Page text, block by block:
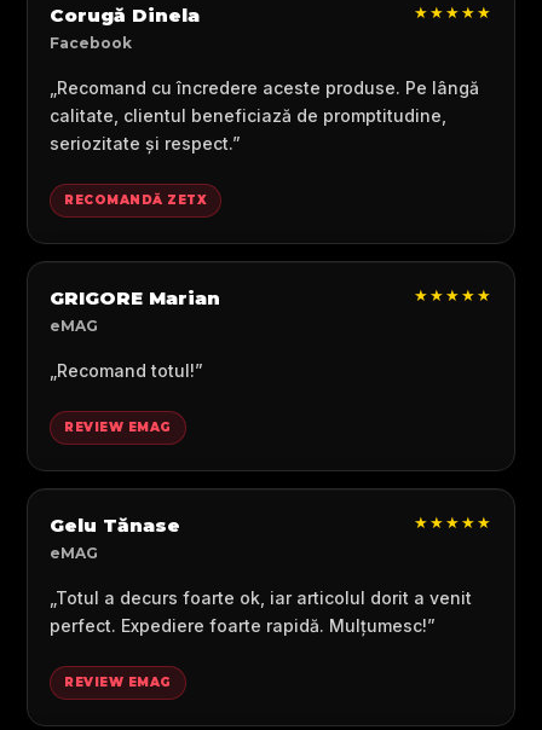
Corugă Dinela
Facebook
★★★★★
„Recomand cu încredere aceste produse. Pe lângă
calitate, clientul beneficiază de promptitudine,
seriozitate și respect.”
RECOMANDĂ ZETX
GRIGORE Marian
eMAG
★★★★★
„Recomand totul!”
REVIEW EMAG
Gelu Tănase
eMAG
★★★★★
„Totul a decurs foarte ok, iar articolul dorit a venit
perfect. Expediere foarte rapidă. Mulțumesc!”
REVIEW EMAG